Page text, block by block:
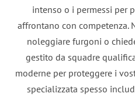
intenso o i permessi per
affrontano con competenza.
noleggiare furgoni o
gestito da squadre
moderne per proteggere i
specializzata spesso